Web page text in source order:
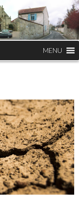
MENU